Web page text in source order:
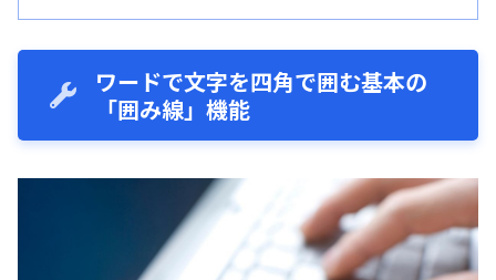
ワードで文字を四角で囲む基本の
「囲み線」機能